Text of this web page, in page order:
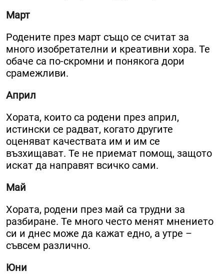
Март
Родените през март също се считат за
много изобретателни и креативни хора. Те
обаче са по-скромни и понякога дори
срамежливи.
Април
Хората, които са родени през април,
истински се радват, когато другите
оценяват качествата им и им се
възхищават. Те не приемат помощ, защото
искат да направят всичко сами.
Май
Хората, родени през май са трудни за
разбиране. Те много често менят мнението
си и днес може да кажат едно, а утре –
съвсем различно.
Юни